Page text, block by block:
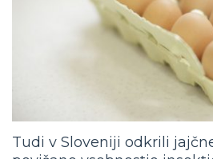
Tudi v Sloveniji odkrili